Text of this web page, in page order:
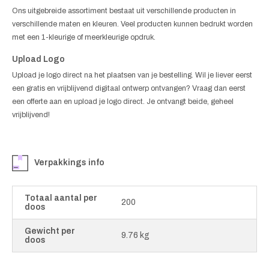
Ons uitgebreide assortiment bestaat uit verschillende producten in
verschillende maten en kleuren. Veel producten kunnen bedrukt worden
met een 1-kleurige of meerkleurige opdruk.
Upload Logo
Upload je logo direct na het plaatsen van je bestelling. Wil je liever eerst
een gratis en vrijblijvend digitaal ontwerp ontvangen? Vraag dan eerst
een offerte aan en upload je logo direct. Je ontvangt beide, geheel
vrijblijvend!
Verpakkings info
Totaal aantal per
doos
200
Gewicht per
doos
9.76 kg